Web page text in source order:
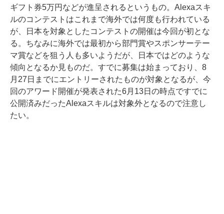
ギフト券5万円などが進呈されるというもの。Alexaスキ
ルのコンテストはこれまで海外では何度も行われている
が、日本を対象としたコンテストの開催は今回が初とな
る。ちなみに海外では最初から部門賞やスポンサーテー
マ賞などを狙う人も多いようだが、日本ではどのような
傾向となるか見ものだ。すでに募集は始まっており、8
月27日までにエントリーされたものが対象となるが、今
回のアワード開催が発表された6月13日の時点ですでに
公開済みだったAlexaスキルは対象外となるので注意し
たい。